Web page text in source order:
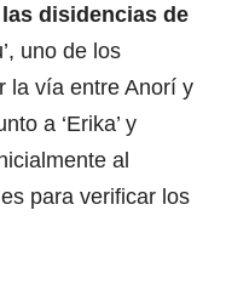
disidencias de
uno de los
la vía entre Anorí y
a ‘Erika’ y
al
para verificar los